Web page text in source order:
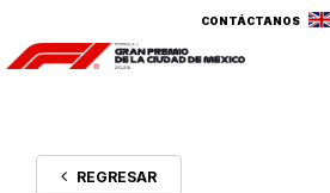
CONTÁCTANOS
REGRESAR